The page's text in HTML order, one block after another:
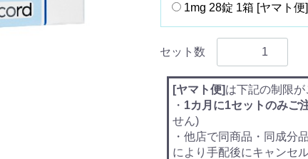
1mg 28錠 1箱 [ヤマト便]
セット数
[ヤマト便]は下記の制限
・ 1カ月に1セットのみご
せん)
・他店で同商品・同成分
により手配後にキャンセ